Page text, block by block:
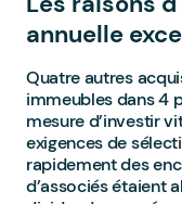
annuelle
Quatre autres
immeubles dans 4
mesure d’investir
exigences de
rapidement des
d’associés étaient